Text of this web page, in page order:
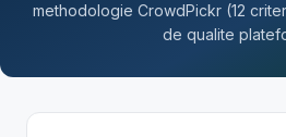
methodologie CrowdPickr (12
de qualite